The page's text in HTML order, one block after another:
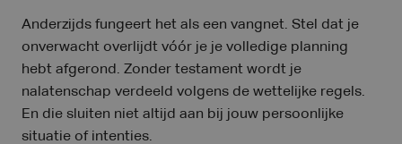
Anderzijds fungeert het als een vangnet. Stel dat je
onverwacht overlijdt vóór je je volledige planning
hebt afgerond. Zonder testament wordt je
nalatenschap verdeeld volgens de wettelijke regels.
En die sluiten niet altijd aan bij jouw persoonlijke
situatie of intenties.